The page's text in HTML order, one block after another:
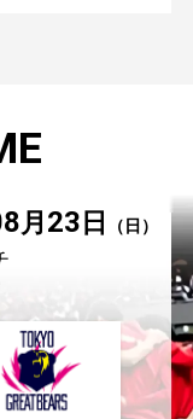
月 23 日 （日）